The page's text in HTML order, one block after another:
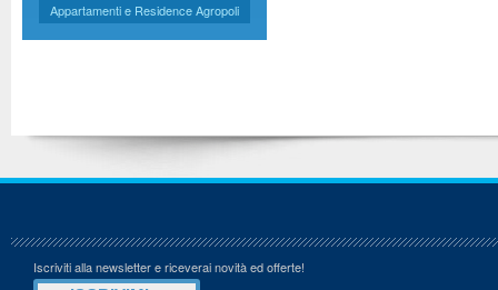
Appartamenti e Residence Agropoli
Iscriviti alla newsletter e riceverai novità ed offerte!